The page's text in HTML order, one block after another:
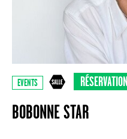
EVENTS RÉSERVATION
BOBONNE STAR